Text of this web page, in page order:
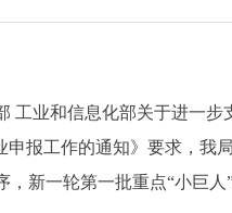
工业和信息化部关于进一
申报工作的通知》要求，我
，新一轮第一批重点“小巨